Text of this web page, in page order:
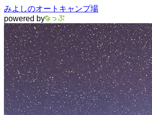
みよしのオートキャンプ場
powered by